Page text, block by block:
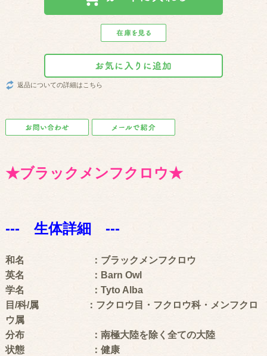
返品についての詳細はこちら
★ブラックメンフクロウ★
--- 生体詳細 ---
和名 ：ブラックメンフクロウ
英名 ：Barn Owl
学名 ：Tyto Alba
目/科/属 ：フクロウ目・フクロウ科・メンフクロ
ウ属
分布 ：南極大陸を除く全ての大陸
状態 ：健康